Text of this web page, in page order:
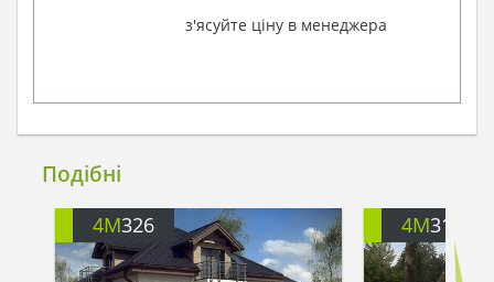
з'ясуйте ціну в менеджера
Подібні
4M326 4M310